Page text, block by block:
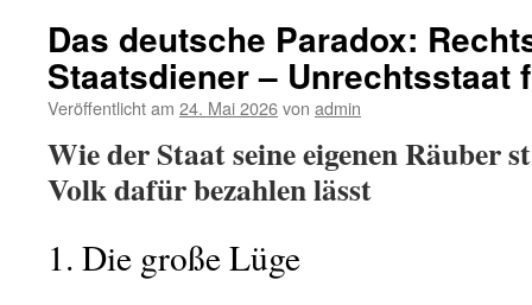
Das deutsche Paradox:
Staatsdiener – Unrechtsstaat
Veröffentlicht am 24. Mai 2026von admin
Wie der Staat seine eigenen Räuber
Volk dafür bezahlen lässt
1. Die große Lüge